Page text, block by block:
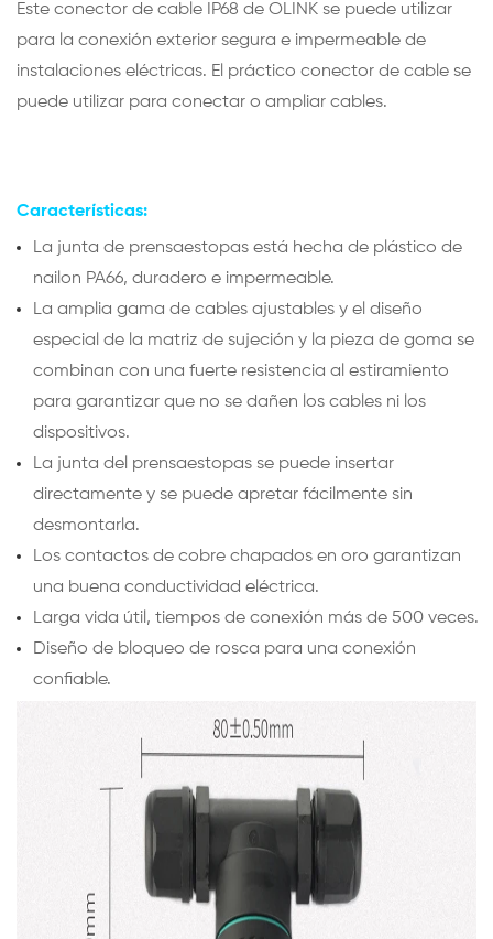
Este conector de cable IP68 de OLINK se puede utilizar
para la conexión exterior segura e impermeable de
instalaciones eléctricas. El práctico conector de cable se
puede utilizar para conectar o ampliar cables.
Características:
La junta de prensaestopas está hecha de plástico de
nailon PA66, duradero e impermeable.
La amplia gama de cables ajustables y el diseño
especial de la matriz de sujeción y la pieza de goma se
combinan con una fuerte resistencia al estiramiento
para garantizar que no se dañen los cables ni los
dispositivos.
La junta del prensaestopas se puede insertar
directamente y se puede apretar fácilmente sin
desmontarla.
Los contactos de cobre chapados en oro garantizan
una buena conductividad eléctrica.
Larga vida útil, tiempos de conexión más de 500 veces.
Diseño de bloqueo de rosca para una conexión
confiable.